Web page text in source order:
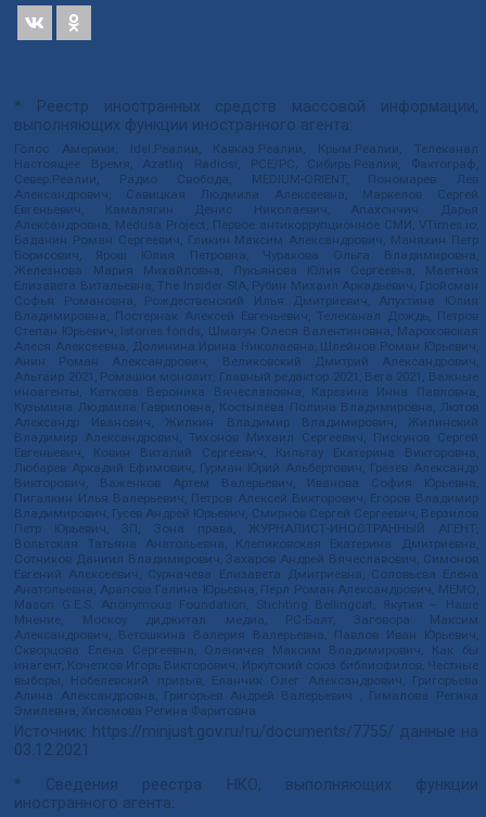
* Реестр иностранных средств массовой информации,
выполняющих функции иностранного агента:
Голос Америки, Idel.Реалии, Кавказ.Реалии, Крым.Реалии, Телеканал
Настоящее Время, Azatliq Radiosi, PCE/PC, Сибирь.Реалии, Фактограф,
Север.Реалии, Радио Свобода, MEDIUM-ORIENT, Пономарев Лев
Александрович, Савицкая Людмила Алексеевна, Маркелов Сергей
Евгеньевич, Камалягин Денис Николаевич, Апахончич Дарья
Александровна, Medusa Project, Первое антикоррупционное СМИ, VTimes.io,
Баданин Роман Сергеевич, Гликин Максим Александрович, Маняхин Петр
Борисович, Ярош Юлия Петровна, Чуракова Ольга Владимировна,
Железнова Мария Михайловна, Лукьянова Юлия Сергеевна, Маетная
Елизавета Витальевна, The Insider SIA, Рубин Михаил Аркадьевич, Гройсман
Софья Романовна, Рождественский Илья Дмитриевич, Апухтина Юлия
Владимировна, Постернак Алексей Евгеньевич, Телеканал Дождь, Петров
Степан Юрьевич, Istories fonds, Шмагун Олеся Валентиновна, Мароховская
Алеся Алексеевна, Долинина Ирина Николаевна, Шлейнов Роман Юрьевич,
Анин Роман Александрович, Великовский Дмитрий Александрович,
Альтаир 2021, Ромашки монолит, Главный редактор 2021, Вега 2021, Важные
иноагенты, Каткова Вероника Вячеславовна, Карезина Инна Павловна,
Кузьмина Людмила Гавриловна, Костылева Полина Владимировна, Лютов
Александр Иванович, Жилкин Владимир Владимирович, Жилинский
Владимир Александрович, Тихонов Михаил Сергеевич, Пискунов Сергей
Евгеньевич, Ковин Виталий Сергеевич, Кильтау Екатерина Викторовна,
Любарев Аркадий Ефимович, Гурман Юрий Альбертович, Грезев Александр
Викторович, Важенков Артем Валерьевич, Иванова София Юрьевна,
Пигалкин Илья Валерьевич, Петров Алексей Викторович, Егоров Владимир
Владимирович, Гусев Андрей Юрьевич, Смирнов Сергей Сергеевич, Верзилов
Петр Юрьевич, ЗП, Зона права, ЖУРНАЛИСТ-ИНОСТРАННЫЙ АГЕНТ,
Вольтская Татьяна Анатольевна, Клепиковская Екатерина Дмитриевна,
Сотников Даниил Владимирович, Захаров Андрей Вячеславович, Симонов
Евгений Алексеевич, Сурначева Елизавета Дмитриевна, Соловьева Елена
Анатольевна, Арапова Галина Юрьевна, Перл Роман Александрович, МЕМО,
Mason G.E.S. Anonymous Foundation, Stichting Bellingcat, Якутия – Наше
Мнение, Москоу диджитал медиа, РС-Балт, Заговора Максим
Александрович, Ветошкина Валерия Валерьевна, Павлов Иван Юрьевич,
Скворцова Елена Сергеевна, Оленичев Максим Владимирович, Как бы
инагент, Кочетков Игорь Викторович, Иркутский союз библиофилов, Честные
выборы, Нобелевский призыв, Еланчик Олег Александрович, Григорьева
Алина Александровна, Григорьев Андрей Валерьевич , Гималова Регина
Эмилевна, Хисамова Регина Фаритовна
Источник: https://minjust.gov.ru/ru/documents/7755/ данные на
03.12.2021
* Сведения реестра НКО, выполняющих функции
иностранного агента: